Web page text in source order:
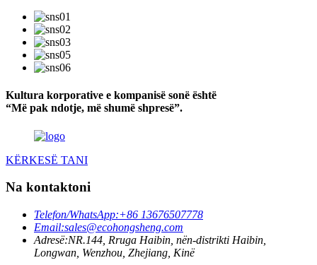
Kultura korporative e kompanisë sonë është
“Më pak ndotje, më shumë shpresë”.
KËRKESË TANI
Na kontaktoni
Telefon/WhatsApp:+86 13676507778
Email:sales@ecohongsheng.com
Adresë:NR.144, Rruga Haibin, nën-distrikti Haibin,
Longwan, Wenzhou, Zhejiang, Kinë